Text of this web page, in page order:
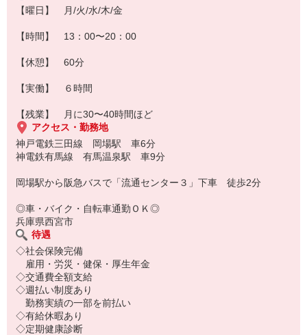
【曜日】 月/火/水/木/金
【時間】 13：00〜20：00
【休憩】 60分
【実働】 ６時間
【残業】 月に30〜40時間ほど
アクセス・勤務地
神戸電鉄三田線 岡場駅 車6分
神電鉄有馬線 有馬温泉駅 車9分
岡場駅から阪急バスで「流通センター３」下車 徒歩2分
◎車・バイク・自転車通勤ＯＫ◎
兵庫県西宮市
待遇
◇社会保険完備
雇用・労災・健保・厚生年金
◇交通費全額支給
◇週払い制度あり
勤務実績の一部を前払い
◇有給休暇あり
◇定期健康診断